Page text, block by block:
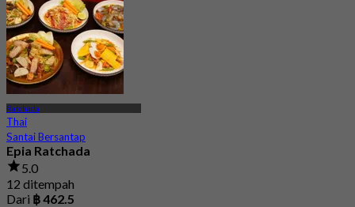
Ratchada
Thai
Santai Bersantap
Epia Ratchada
5.0
12 ditempah
Dari ฿ 462.5